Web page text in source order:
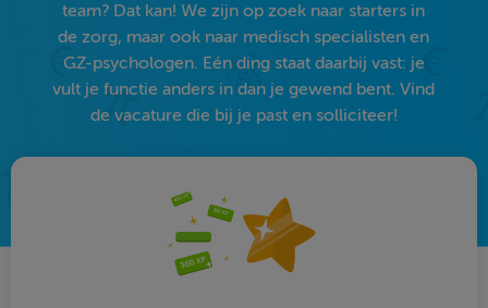
team? Dat kan! We zijn op zoek naar starters in
de zorg, maar ook naar medisch specialisten en
GZ-psychologen. Eén ding staat daarbij vast: je
vult je functie anders in dan je gewend bent. Vind
de vacature die bij je past en solliciteer!